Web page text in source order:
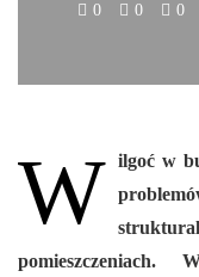
0 0 0
W ilgoć w